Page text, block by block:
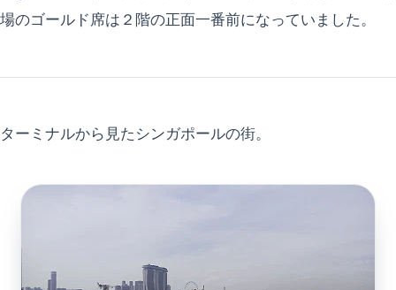
場のゴールド席は２階の正面一番前になっていました。
ターミナルから見たシンガポールの街。